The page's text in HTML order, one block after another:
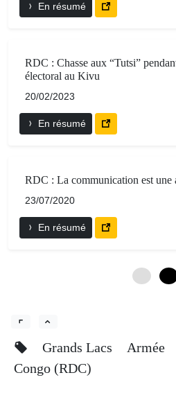
En résumé
RDC : Chasse aux “Tutsi”
électoral au Kivu
20/02/2023
En résumé
RDC : La communication est une
23/07/2020
En résumé
Grands Lacs Armée
Congo (RDC)